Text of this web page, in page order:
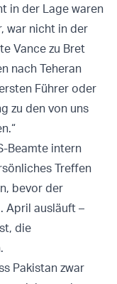
in der Lage waren
war nicht in der
Vance zu Bret
nach Teheran
Führer oder
zu den von uns
Beamte intern
Treffen
bevor der
April ausläuft –
die
Pakistan zwar